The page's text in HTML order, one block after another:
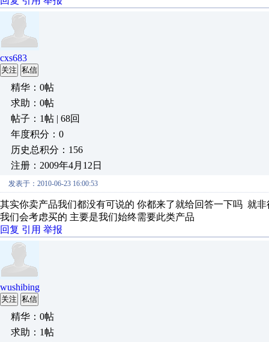
cxs683
关注 私信
精华：0帖
求助：0帖
帖子：1帖 | 68回
年度积分：0
历史总积分：156
注册：2009年4月12日
发表于：2010-06-23 16:00:53
其实你卖产品我们都没有可说的 你都来了就给回答一下吗 就
我们会考虑买的 主要是我们始终需要此类产品
回复 引用 举报
wushibing
关注 私信
精华：0帖
求助：1帖